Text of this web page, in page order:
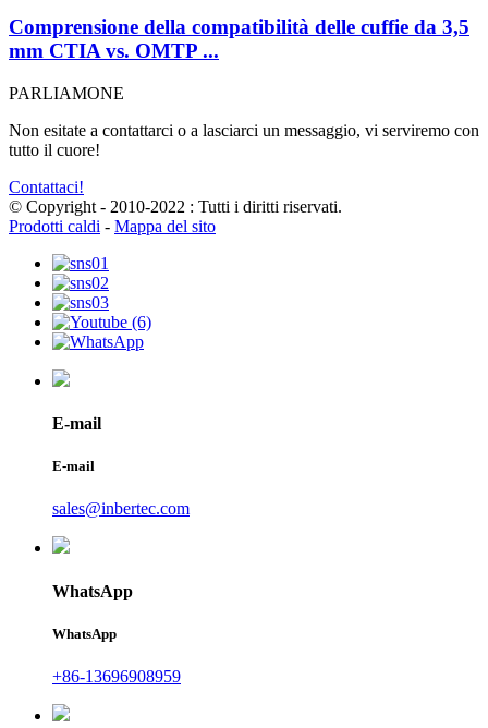
Comprensione della compatibilità delle cuffie da 3,5
mm CTIA vs. OMTP ...
PARLIAMONE
Non esitate a contattarci o a lasciarci un messaggio, vi serviremo con
tutto il cuore!
Contattaci!
© Copyright - 2010-2022 : Tutti i diritti riservati.
Prodotti caldi - Mappa del sito
E-mail
E-mail
sales@inbertec.com
WhatsApp
WhatsApp
+86-13696908959